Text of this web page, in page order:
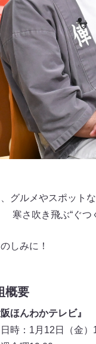
、グルメやスポット
寒さ吹き飛ぶ“ぐつ
しみに！
概要
阪ほんわかテレビ』
時：1月12日（金）